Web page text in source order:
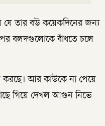
যে তার বউ কয়েকদিনের জন্য
বলদগুলোকে বাঁধতে চলে
আর কাউকে না পেয়ে
গিয়ে দেখল আগুন নিভে